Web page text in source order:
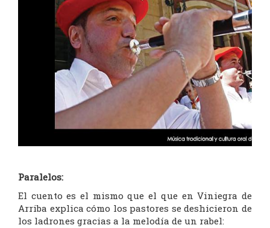
Paralelos:
El cuento es el mismo que el que en Viniegra de
Arriba explica cómo los pastores se deshicieron de
los ladrones gracias a la melodía de un rabel: